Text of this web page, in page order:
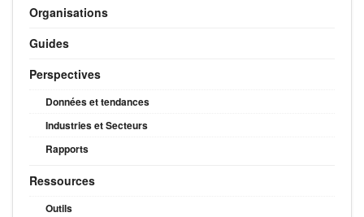
Organisations
Guides
Perspectives
Données et tendances
Industries et Secteurs
Rapports
Ressources
Outils